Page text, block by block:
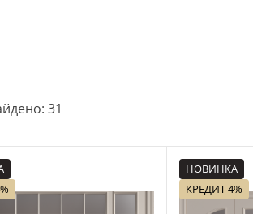
31
НОВИНКА
КРЕДИТ 4%